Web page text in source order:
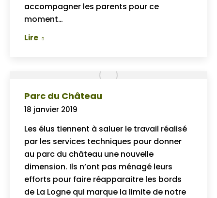
accompagner les parents pour ce
moment…
Lire
Parc du Château
18 janvier 2019
Les élus tiennent à saluer le travail réalisé
par les services techniques pour donner
au parc du château une nouvelle
dimension. Ils n’ont pas ménagé leurs
efforts pour faire réapparaitre les bords
de La Logne qui marque la limite de notre